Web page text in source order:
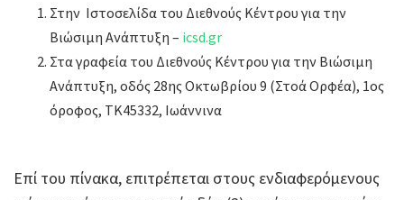
Στην Ιστοσελίδα του Διεθνούς Κέντρου για την
Βιώσιμη Ανάπτυξη – icsd.gr
Στα γραφεία του Διεθνούς Κέντρου για την Βιώσιμη
Ανάπτυξη, οδός 28ης Οκτωβρίου 9 (Στοά Ορφέα), 1ος
όροφος, ΤΚ45332, Ιωάννινα
Επί του πίνακα, επιτρέπεται στους ενδιαφερόμενους